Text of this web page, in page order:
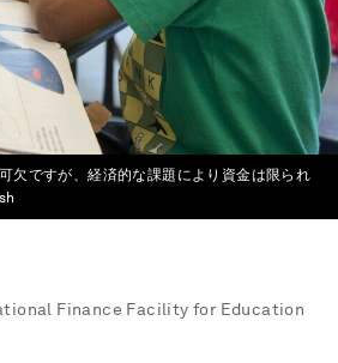
欠ですが、経済的な課題により資金は限られ
Finance Facility for Education